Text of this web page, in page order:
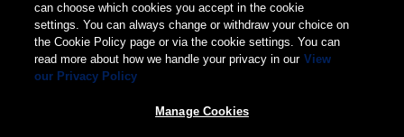
can choose which cookies you accept in the cookie
settings. You can always change or withdraw your choice on
the Cookie Policy page or via the cookie settings. You can
read more about how we handle your privacy in our View
our Privacy Policy
Manage Cookies